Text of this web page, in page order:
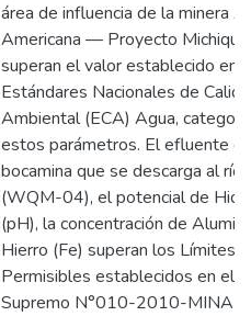
área de influencia de la minera
Americana — Proyecto
superan el valor establecido en
Estándares Nacionales de
Ambiental (ECA) Agua,
estos parámetros. El efluente
bocamina que se descarga al río
(WQM-04), el potencial de
(pH), la concentración de
Hierro (Fe) superan los Límites
Permisibles establecidos en el
Supremo N°010-2010-